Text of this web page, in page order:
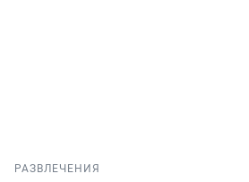
РАЗВЛЕЧЕНИЯ